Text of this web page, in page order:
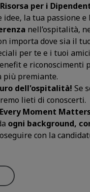
per i
idee, la tua passione
nell’ospitalità,
importa dove sia il
per te e i tuoi
e riconoscimenti
più premiante.
dell'ospitalità! Se
lieti di conoscerti.
Moment
ogni background,
con la